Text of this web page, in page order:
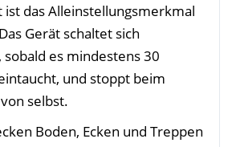
ist das Alleinstellungsmerkmal
Gerät schaltet sich
es mindestens 30
und stoppt beim
selbst.
Boden, Ecken und Treppen